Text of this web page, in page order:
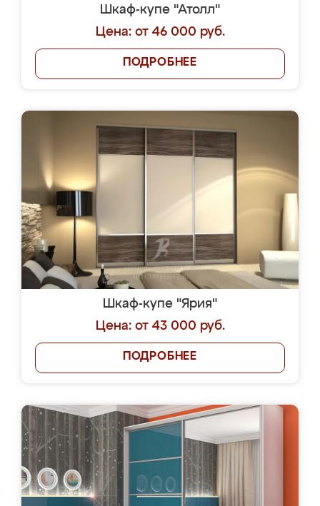
Шкаф-купе "Атолл"
Цена: от 46 000 руб.
ПОДРОБНЕЕ
Шкаф-купе "Ярия"
Цена: от 43 000 руб.
ПОДРОБНЕЕ